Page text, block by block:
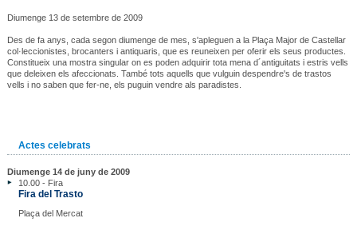
Diumenge 13 de setembre de 2009
Des de fa anys, cada segon diumenge de mes, s'apleguen a la Plaça Major de Castellar
col·leccionistes, brocanters i antiquaris, que es reuneixen per oferir els seus productes.
Constitueix una mostra singular on es poden adquirir tota mena d´antiguitats i estris vells
que deleixen els afeccionats. També tots aquells que vulguin despendre's de trastos
vells i no saben que fer-ne, els puguin vendre als paradistes.
Actes celebrats
Diumenge 14 de juny de 2009
10.00 - Fira
Fira del Trasto
Plaça del Mercat